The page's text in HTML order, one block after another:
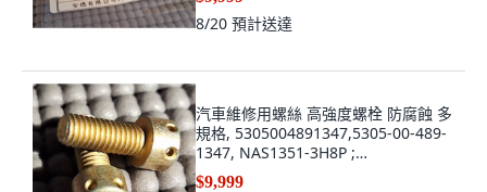
8/20 預計送達
汽車維修用螺絲 高強度螺栓 防腐蝕 多
規格, 5305004891347,5305-00-489-
1347, NAS1351-3H8P ;
NAS13513H8P, 螺桿
$9,999